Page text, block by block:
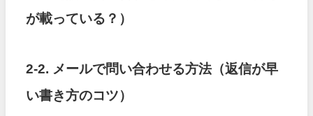
が載っている？）
2-2. メールで問い合わせる方法（返信が早
い書き方のコツ）